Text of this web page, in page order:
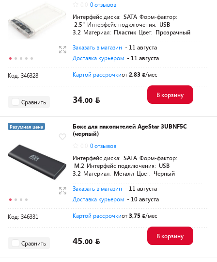
0 отзывов
Интерфейс диска: SATA Форм-фактор:
2.5" Интерфейс подключения: USB
3.2 Материал: Пластик Цвет: Прозрачный
Заказать в магазин - 11 августа
Доставка курьером - 11 августа
Код: 346328 Картой рассрочкиот2,83 /мес
Сравнить 34.00
В корзину
Разумная цена
Бокс для накопителей AgeStar 3UBNF5C
(черный)
0 отзывов
Интерфейс диска: SATA Форм-фактор:
M.2 Интерфейс подключения: USB
3.2 Материал: Металл Цвет: Черный
Заказать в магазин - 11 августа
Доставка курьером - 10 августа
Код: 346331 Картой рассрочкиот3,75 /мес
Сравнить 45.00
В корзину